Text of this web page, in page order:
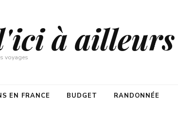
à ailleurs
voyages
EN FRANCE BUDGET
RANDONNÉE